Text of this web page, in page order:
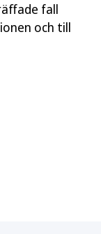
fall
och till